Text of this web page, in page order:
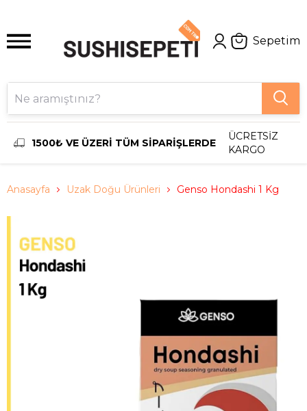
Sepetim
1500₺ VE ÜZERİ TÜM SİPARİŞLERDE
ÜCRETSİZ
KARGO
Anasayfa Uzak Doğu Ürünleri Genso Hondashi 1 Kg